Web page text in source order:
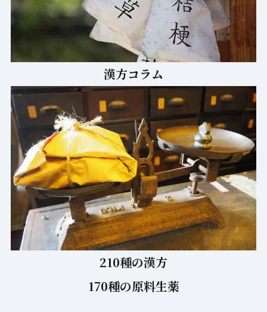
210種の漢方
170種の原料生薬
キーワード
病名、漢方薬などで検索できます
検索